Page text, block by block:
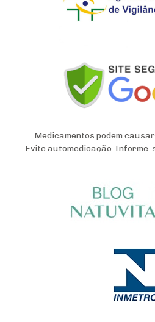
Medicamentos podem
Evite automedicação. Informe-